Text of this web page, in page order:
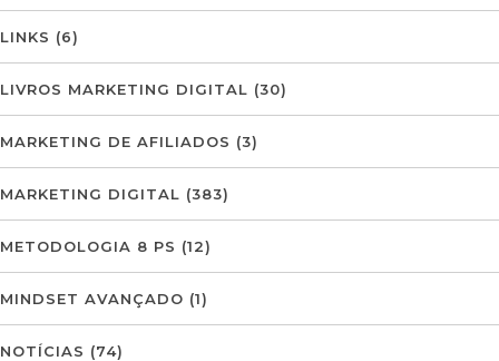
LINKS (6)
LIVROS MARKETING DIGITAL (30)
MARKETING DE AFILIADOS (3)
MARKETING DIGITAL (383)
METODOLOGIA 8 PS (12)
MINDSET AVANÇADO (1)
NOTÍCIAS (74)